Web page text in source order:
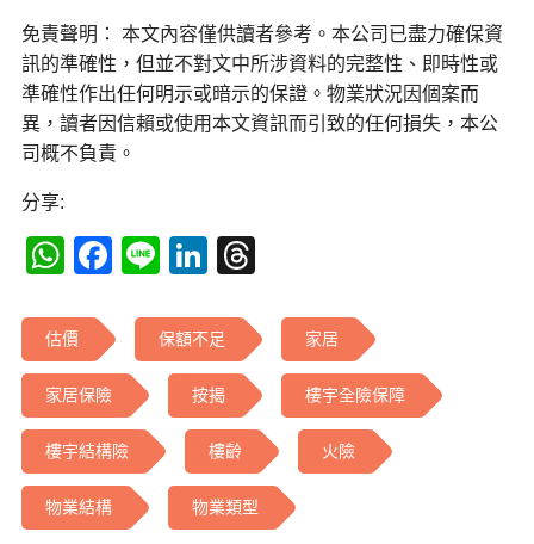
免責聲明： 本文內容僅供讀者參考。本公司已盡力確保資
訊的準確性，但並不對文中所涉資料的完整性、即時性或
準確性作出任何明示或暗示的保證。物業狀況因個案而
異，讀者因信賴或使用本文資訊而引致的任何損失，本公
司概不負責。
分享:
WhatsApp
Facebook
LineLinkedIn
估價 保額不足 家居
家居保險 按揭 樓宇全險保障
樓宇結構險 樓齡 火險
物業結構 物業類型